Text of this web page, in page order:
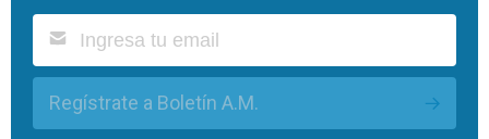
Regístrate a Boletín A.M.